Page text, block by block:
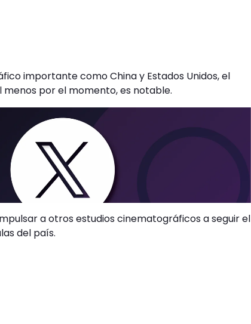
importante como China y Estados Unidos, el
por el momento, es notable.
a otros estudios cinematográficos a seguir el
del país.